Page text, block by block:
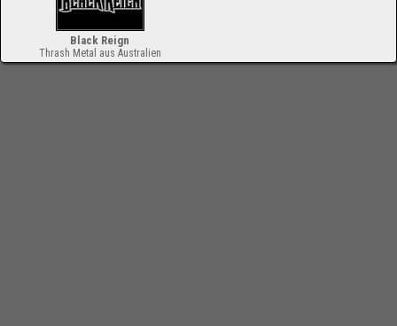
Black Reign
Thrash Metal aus Australien